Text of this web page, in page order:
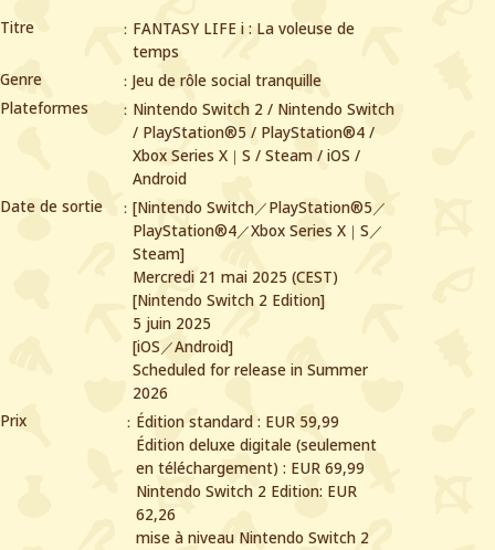
Titre
FANTASY LIFE i : La voleuse de
temps
Genre
Jeu de rôle social tranquille
Plateformes
Nintendo Switch 2 / Nintendo Switch
/ PlayStation®5 / PlayStation®4 /
Xbox Series X｜S / Steam / iOS /
Android
Date de sortie
[Nintendo Switch／PlayStation®5／
PlayStation®4／Xbox Series X｜S／
Steam]
Mercredi 21 mai 2025 (CEST)
[Nintendo Switch 2 Edition]
5 juin 2025
[iOS／Android]
Scheduled for release in Summer
2026
Prix
Édition standard : EUR 59,99
Édition deluxe digitale (seulement
en téléchargement) : EUR 69,99
Nintendo Switch 2 Edition: EUR
62,26
mise à niveau Nintendo Switch 2